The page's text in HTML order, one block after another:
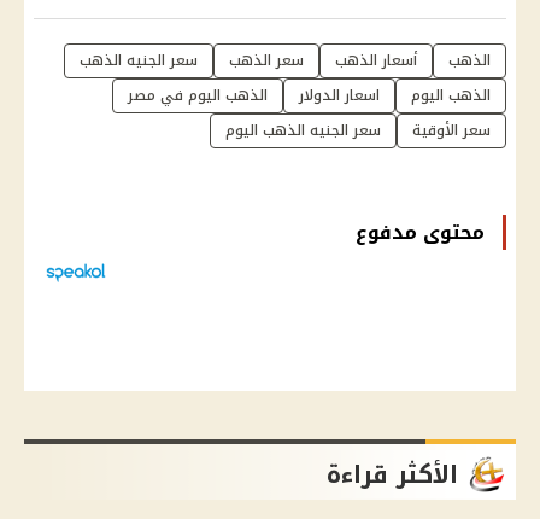
الذهب أسعار الذهب سعر الذهب
سعر الجنيه الذهب
الذهب اليوم
اسعار الدولار
الذهب اليوم في مصر
سعر الأوقية
سعر الجنيه الذهب اليوم
محتوى مدفوع
الأكثر قراءة